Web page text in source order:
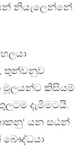
නියැලෙන්නේ
තුන්වනුව
මූලයන්ට කිසියම්
දැමීමටයි.
යන සඨන්